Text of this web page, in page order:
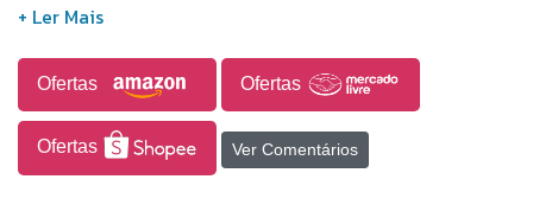
tenacidade. Derivado da cartilagem do esterno de
Ofertas Ofertas
Ofertas Ver Comentários